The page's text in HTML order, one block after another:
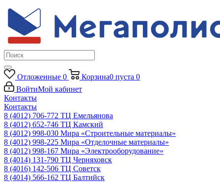
Отложенные 0 Корзина0 пуста 0
ВойтиМой кабинет
Контакты
Контакты
8 (4012) 706-772 ТЦ Емельянова
8 (4012) 652-746 ТЦ Камский
8 (4012) 998-030 Мира «Строительные материалы»
8 (4012) 998-225 Мира «Отделочные материалы»
8 (4012) 998-167 Мира «Электрооборудование»
8 (4014) 131-790 ТЦ Черняховск
8 (4016) 142-506 ТЦ Советск
8 (4014) 566-162 ТЦ Балтийск